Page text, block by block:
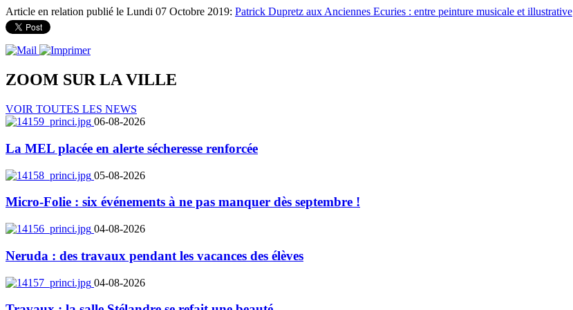
Article en relation publié le Lundi 07 Octobre 2019: Patrick Dupretz aux Anciennes Ecuries : entre peinture musicale et illustrative
ZOOM SUR LAVILLE
VOIR TOUTES LES NEWS
06-08-2026
La MEL placée en alerte sécheresse renforcée
05-08-2026
Micro-Folie : six événements à ne pas manquer dès septembre !
04-08-2026
Neruda : des travaux pendant les vacances des élèves
04-08-2026